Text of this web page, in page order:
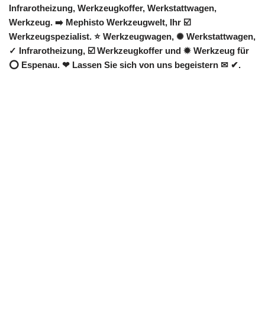
Infrarotheizung, Werkzeugkoffer, Werkstattwagen,
Werkzeug. ➡️ Mephisto Werkzeugwelt, Ihr ☑️
Werkzeugspezialist. ⭐ Werkzeugwagen, ✺ Werkstattwagen,
✓ Infrarotheizung, ☑️ Werkzeugkoffer und ✹ Werkzeug für
⭕ Espenau. ❤ Lassen Sie sich von uns begeistern ✉ ✔.